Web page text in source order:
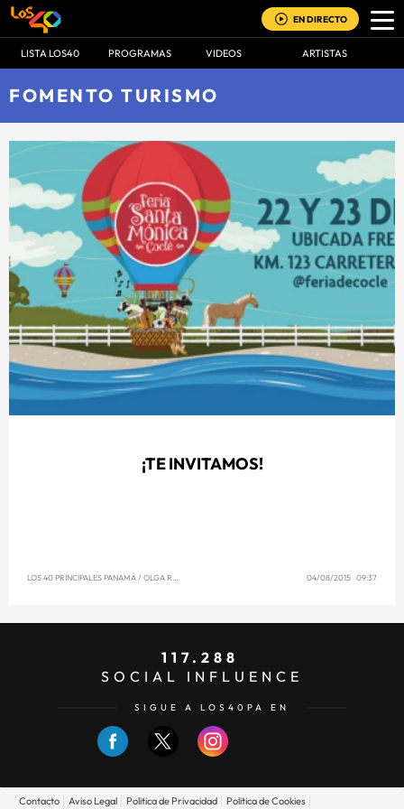
EN DIRECTO
LISTA LOS40 PROGRAMAS VIDEOS ARTISTAS
FOMENTO TURISMO
¡TE INVITAMOS!
LOS 40 PRINCIPALES PANAMÁ/ OLGA REYNA 04/08/2015 09:37
117.288
SOCIAL INFLUENCE
SIGUE A LOS40PA EN
Contacto Aviso Legal Politica de Privacidad Politica de Cookies